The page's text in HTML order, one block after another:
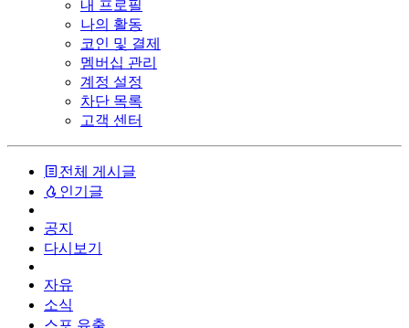
내 프로필
나의 활동
코인 및 결제
멤버십 관리
계정 설정
차단 목록
고객 센터
전체 게시글
인기글
공지
다시보기
자유
소식
스포,유출